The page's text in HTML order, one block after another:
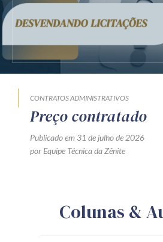
CONTRATOS ADMINISTRATIVOS
Preço contratado
Publicado em 31 de julho de 2026
por Equipe Técnica da Zênite
Colunas &